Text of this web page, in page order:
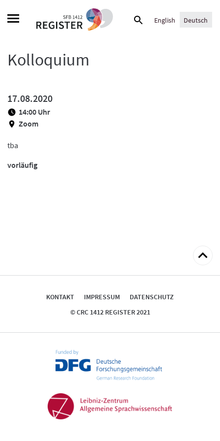
Suche
English Deutsch
Kolloquium
17.08.2020
14:00 Uhr
Zoom
tba
vorläufig
zum
KONTAKT IMPRESSUM
DATENSCHUTZ
© CRC 1412 REGISTER 2021